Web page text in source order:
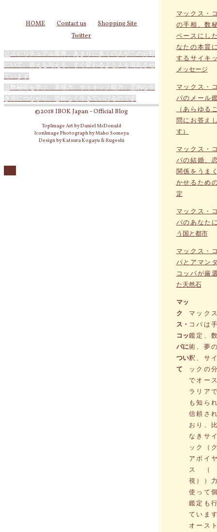
マックス・
の手相、数
ベースにし
なたの本質
するサイキ
メッセージ
マックス・
パのメール
（あらゆる
問にお答え
す）
マックス・
パの結婚、
関係をうま
かせるため
定
マックス・
パのあなた
う国と都市
マックス・
パとアマン
コッパが厳
た天然石
マッ
ク
ス・
コッ
パに
つい
て
マック
コパは
鑑定、
術、夢
釈、サ
ックの
でオー
ラリア
も知ら
信頼さ
おり、
なきサ
ック（
アボイ
ス（
視））
使って
鑑定も
ていま
オース
HOME Contact us
Shopping Site
Twitter
スピリチュアル業界、あまりに多くの人がこの分野
にいて、答えを与える、すぐ変わるよと人を混乱させ
ています
数秘術を学ぶ、直感力、サイキック能力、霊的な生
き方につながり、恐怖なく生きていけるのです
©2018 IBOK Japan - Official Blog
TopImage Art by Daniel McDonald
IconImage Photograph by Maho Someya
Design by Katsura Kogayu & Rugeshi